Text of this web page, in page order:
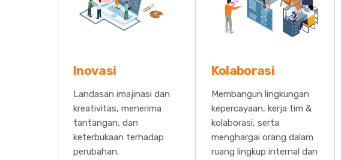
Inovasi
Landasan imajinasi dan
kreativitas, menerima
tantangan, dan
keterbukaan terhadap
perubahan.
Kolaborasi
Membangun lingkungan
kepercayaan, kerja tim &
kolaborasi, serta
menghargai orang dalam
ruang lingkup internal dan